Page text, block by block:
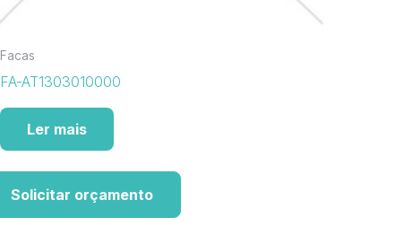
Facas
FA-AT1303010000
Ler mais
Solicitar orçamento